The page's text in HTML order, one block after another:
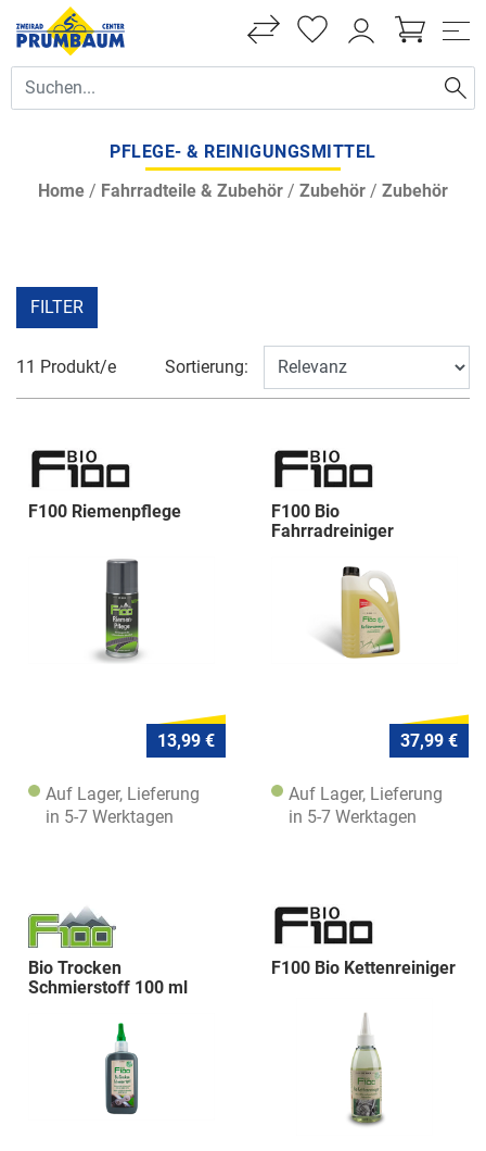
PFLEGE- & REINIGUNGSMITTEL
Home / Fahrradteile & Zubehör / Zubehör / Zubehör
FILTER
11 Produkt/e Sortierung:
F100 Riemenpflege
13,99 €
Auf Lager, Lieferung
in 5-7 Werktagen
F100 Bio
Fahrradreiniger
37,99 €
Auf Lager, Lieferung
in 5-7 Werktagen
Bio Trocken
Schmierstoff 100 ml
F100 Bio Kettenreiniger